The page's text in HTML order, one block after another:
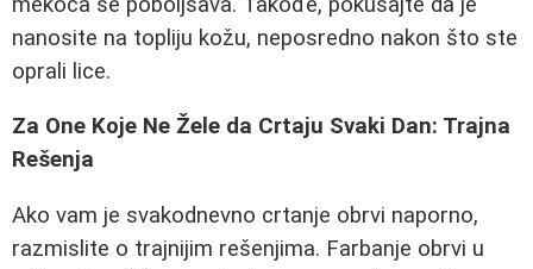
nanosite na topliju kožu, neposredno nakon što ste
oprali lice.
Za One Koje Ne Žele da Crtaju Svaki Dan: Trajna
Rešenja
Ako vam je svakodnevno crtanje obrvi naporno,
razmislite o trajnijim rešenjima. Farbanje obrvi u